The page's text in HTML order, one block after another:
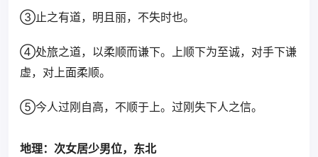
③止之有道，明且丽，不失时也。
④处旅之道，以柔顺而谦下。上顺下为至诚，对手下谦
虚，对上面柔顺。
⑤今人过刚自高，不顺于上。过刚失下人之信。
地理：次女居少男位，东北